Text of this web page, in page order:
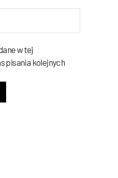
w tej
pisania kolejnych